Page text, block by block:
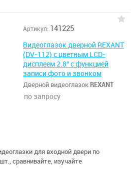
Артикул: 141225
Видеоглазок дверной REXANT
(DV-112) с цветным LCD-
дисплеем 2.8" с функцией
записи фото и звонком
Дверной видеоглазок REXANT
по запросу
для входной двери по
сравнивайте, изучайте